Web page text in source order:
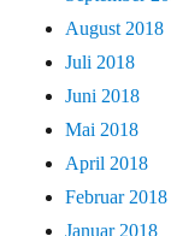
August 2018
Juli 2018
Juni 2018
Mai 2018
April 2018
Februar 2018
Januar 2018